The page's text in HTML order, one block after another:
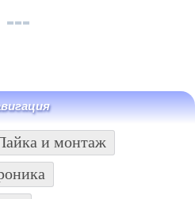
и монтаж